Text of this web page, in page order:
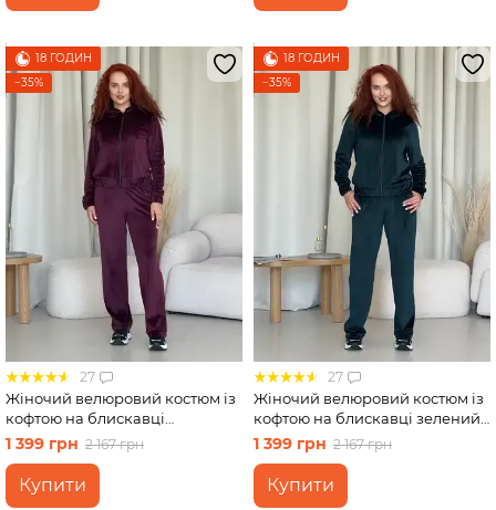
18 ГОДИН
−35%
27
Жіночий велюровий костюм із
кофтою на блискавці
бордовий Merlini Варна
100001263 розмір 46-48 (L-XL)
1 399 грн 2 167 грн
Купити
18 ГОДИН
−35%
27
Жіночий велюровий костюм із
кофтою на блискавці зелений
Merlini Варна 100001266
розмір 42-44 (S-M)
1 399 грн 2 167 грн
Купити